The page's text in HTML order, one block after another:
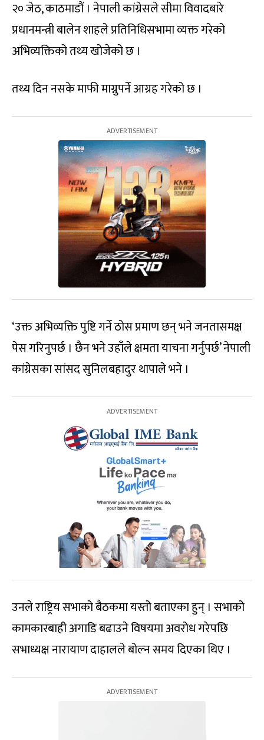
२० जेठ, काठमाडौं । नेपाली कांग्रेसले सीमा विवादबारे
प्रधानमन्त्री बालेन शाहले प्रतिनिधिसभामा व्यक्त गरेको
अभिव्यक्तिको तथ्य खोजेको छ ।
तथ्य दिन नसके माफी माग्नुपर्ने आग्रह गरेको छ ।
‘उक्त अभिव्यक्ति पुष्टि गर्ने ठोस प्रमाण छन् भने जनतासमक्ष
पेस गरिनुपर्छ । छैन भने उहाँले क्षमता याचना गर्नुपर्छ’ नेपाली
कांग्रेसका सांसद सुनिलबहादुर थापाले भने ।
उनले राष्ट्रिय सभाको बैठकमा यस्तो बताएका हुन् । सभाको
कामकारबाही अगाडि बढाउने विषयमा अवरोध गरेपछि
सभाध्यक्ष नारायाण दाहालले बोल्न समय दिएका थिए ।